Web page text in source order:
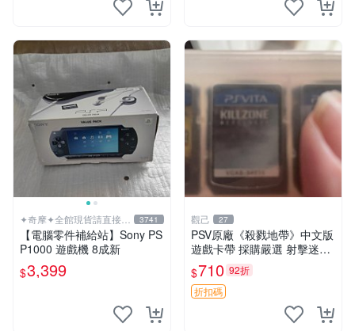
✦奇摩✦全館現貨請直接下
標
3741
【電腦零件補給站】Sony PS
P1000 遊戲機 8成新
$3,399
觀己 27
PSV原廠《殺戮地帶》中文版
遊戲卡帶 採購嚴選 射擊迷必
備 成色尚佳 插入即玩 殺戮地
帶 PSV 射擊 游戲
$710 92折
折扣碼